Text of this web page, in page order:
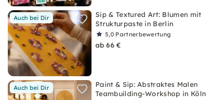
Auch bei Dir
Sip & Textured Art: Blumen mit
Strukturpaste in Berlin
5,0 Partnerbewertung
ab 66 €
Auch bei Dir
Paint & Sip: Abstraktes Malen
Teambuilding-Workshop in Köln